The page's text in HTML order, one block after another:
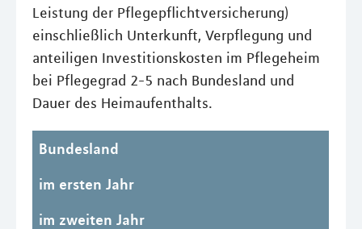
Leistung der Pflegepflichtversicherung)
einschließlich Unterkunft, Verpflegung und
anteiligen Investitionskosten im Pflegeheim
bei Pflegegrad 2-5 nach Bundesland und
Dauer des Heimaufenthalts.
Bundesland
im ersten Jahr
im zweiten Jahr